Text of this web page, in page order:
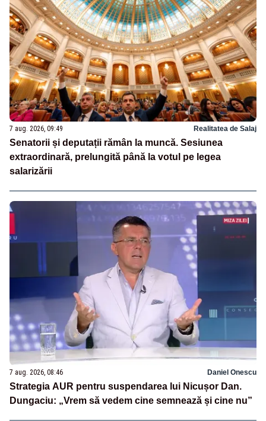
7 aug. 2026, 09:49 Realitatea de Salaj
Senatorii și deputații rămân la muncă. Sesiunea
extraordinară, prelungită până la votul pe legea
salarizării
7 aug. 2026, 08:46 Daniel Onescu
Strategia AUR pentru suspendarea lui Nicușor Dan.
Dungaciu: „Vrem să vedem cine semnează și cine nu”